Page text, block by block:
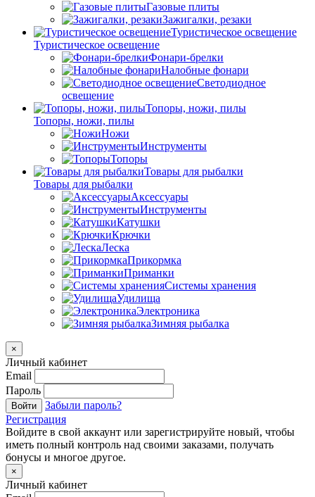
Газовые плиты
Зажигалки, резаки
Туристическое освещение
Туристическое освещение
Фонари-брелки
Налобные фонари
Светодиодное
освещение
Топоры, ножи, пилы
Топоры, ножи, пилы
Ножи
Инструменты
Топоры
Товары для рыбалки
Товары для рыбалки
Аксессуары
Инструменты
Катушки
Крючки
Леска
Прикормка
Приманки
Системы хранения
Удилища
Электроника
Зимняя рыбалка
×
Личный кабинет
Email
Пароль
Войти
Забыли пароль?
Регистрация
Войдите в свой аккаунт или зарегистрируйте новый, чтобы
иметь полный контроль над своими заказами, получать
бонусы и многое другое.
×
Личный кабинет